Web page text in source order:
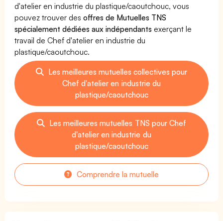
d'atelier en industrie du plastique/caoutchouc, vous
pouvez trouver desoffres de Mutuelles TNS
spécialement dédiées aux indépendants exerçant le
travail de Chef d'atelier en industrie du
plastique/caoutchouc.
Les meilleures mutuelles collectives pour
Chef d'atelier en industrie du
plastique/caoutchouc
Les meilleures mutuelles TNS pour Chef
d'atelier en industrie du
plastique/caoutchouc
Comprendre la mutuelle